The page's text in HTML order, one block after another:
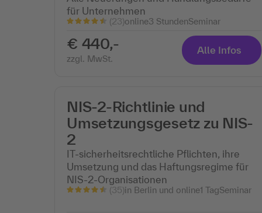
für Unternehmen
(23)online3 StundenSeminar
€ 440,-
zzgl. MwSt.
Alle Infos
NIS-2-Richtlinie und
Umsetzungsgesetz zu NIS-
2
IT-sicherheitsrechtliche Pflichten, ihre
Umsetzung und das Haftungsregime für
NIS-2-Organisationen
(35)in Berlin und online1 TagSeminar